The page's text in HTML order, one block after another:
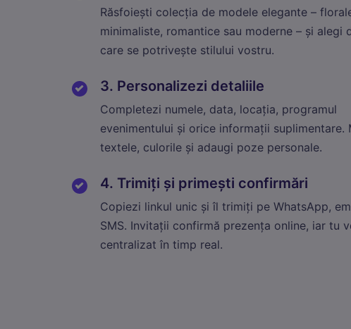
Răsfoiești colecția de modele elegante –
minimaliste, romantice sau moderne – și alegi
care se potrivește stilului vostru.
3. Personalizezi detaliile
Completezi numele, data, locația, programul
evenimentului și orice informații suplimentare.
textele, culorile și adaugi poze personale.
4. Trimiți și primești confirmări
Copiezi linkul unic și îl trimiți pe WhatsApp,
SMS. Invitații confirmă prezența online, iar tu
centralizat în timp real.
Aceste
sesiune,
Statistici